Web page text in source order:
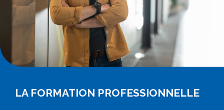
LA FORMATION PROFESSIONNELLE